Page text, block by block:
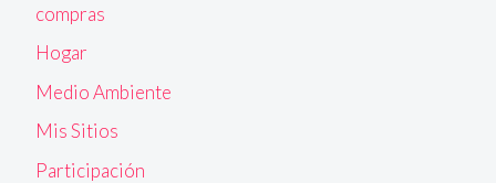
compras
Hogar
Medio Ambiente
Mis Sitios
Participación